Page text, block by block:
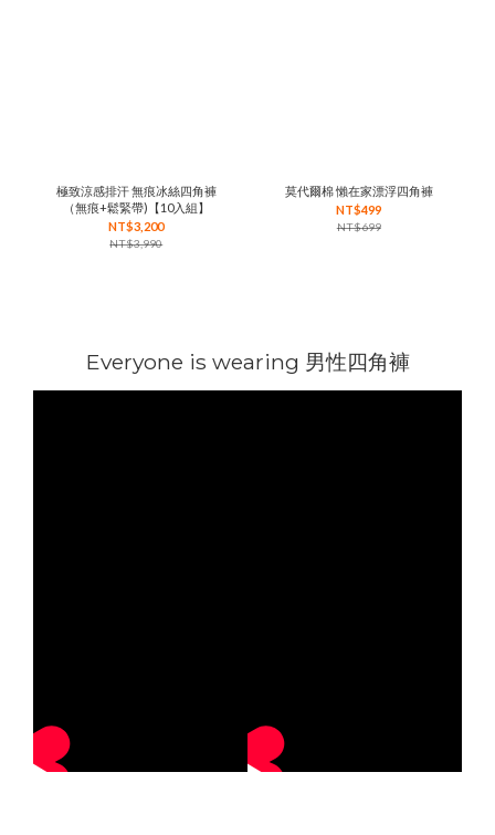
極致涼感排汗 無痕冰絲四角褲
（無痕+鬆緊帶)【10入組】
NT$3,200
NT$3,990
莫代爾棉 懶在家漂浮四角褲
NT$499
NT$699
Everyone is wearing 男性四角褲